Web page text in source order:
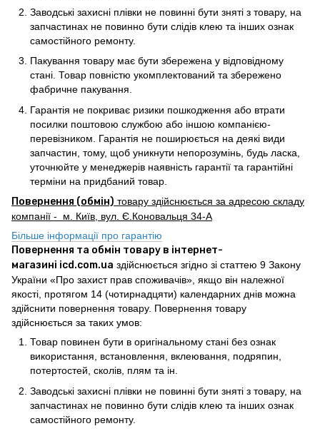
Заводські захисні плівки не повинні бути зняті з товару, на
запчастинах не повинно бути слідів клею та інших ознак
самостійного ремонту.
Пакування товару має бути збережена у відповідному
стані. Товар повністю укомплектований та збережено
фабричне пакування.
Гарантія не покриває ризики пошкодження або втрати
посилки поштовою службою або іншою компанією-
перевізником. Гарантія не поширюється на деякі види
запчастин, тому, щоб уникнути непорозумінь, будь ласка,
уточнюйте у менеджерів наявність гарантії та гарантійні
терміни на придбаний товар.
Повернення (обмін) товару здійснюється за адресою складу
компанії - м. Київ, вул. Є.Коновальця 34-А
Більше інформації про гарантію
Повернення та обмін товару в інтернет-
магазині icd.com.ua здійснюється згідно зі статтею 9 Закону
України «Про захист прав споживачів», якщо він належної
якості, протягом 14 (чотирнадцяти) календарних днів можна
здійснити повернення товару. Повернення товару
здійснюється за таких умов:
Товар повинен бути в оригінальному стані без ознак
використання, встановлення, вклеювання, подряпин,
потертостей, сколів, плям та ін.
Заводські захисні плівки не повинні бути зняті з товару, на
запчастинах не повинно бути слідів клею та інших ознак
самостійного ремонту.